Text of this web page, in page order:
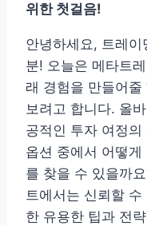
위한 첫걸음!
안녕하세요, 트레
분! 오늘은 메타트
래 경험을 만들어줄
보려고 합니다. 올
공적인 투자 여정
옵션 중에서 어떻
를 찾을 수 있을까
트에서는 신뢰할
한 유용한 팁과 전